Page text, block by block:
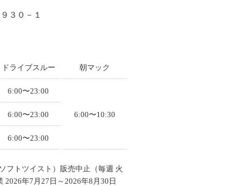
３０－１
ドライブスルー 朝マック
6:00〜23:00
6:00〜10:30
6:00〜23:00
6:00〜23:00
フトツイスト）販売中止（毎週 火
2026年7月27日～2026年8月30日